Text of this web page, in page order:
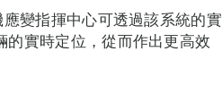
變指揮中心可透過該系統的實
實時定位，從而作出更高效